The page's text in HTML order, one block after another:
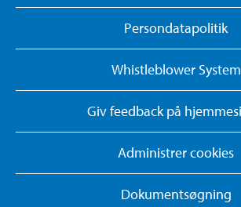
Persondatapolitik
Whistleblower System
Giv feedback på
Administrer cookies
Dokumentsøgning